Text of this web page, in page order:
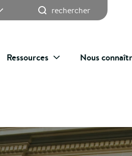
Ressources Nous